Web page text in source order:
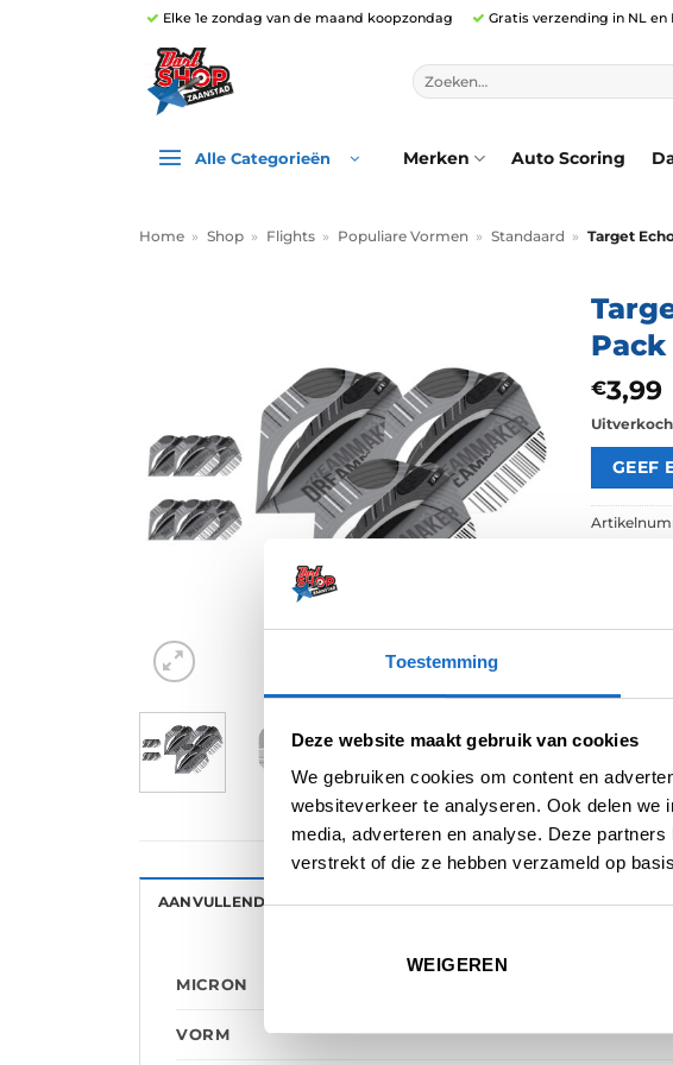
Toestemming
Deze website maakt gebruik van cookies
We gebruiken cookies om content en
websiteverkeer te analyseren. Ook delen
media, adverteren en analyse. Deze
verstrekt of die ze hebben verzameld op
WEIGEREN
Elke 1e zondag van de maand koopzondag Gratis verzending in NL en
Zoeken
naar:
Alle Categorieën Merken Auto Scoring
Home » Shop » Flights » Populiare Vormen » Standaard » Target
€3,99
Merk:
AANVULLENDE INFORMATIE BEOORDELINGEN (0)
MICRON
VORM